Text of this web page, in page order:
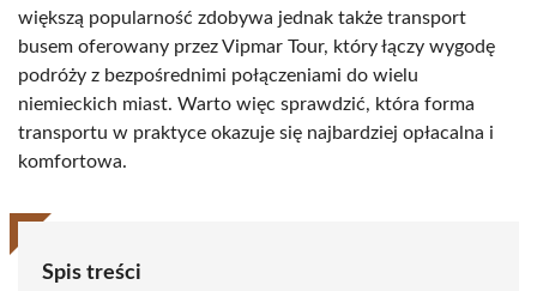
większą popularność zdobywa jednak także transport
busem oferowany przez Vipmar Tour, który łączy wygodę
podróży z bezpośrednimi połączeniami do wielu
niemieckich miast. Warto więc sprawdzić, która forma
transportu w praktyce okazuje się najbardziej opłacalna i
komfortowa.
Spis treści